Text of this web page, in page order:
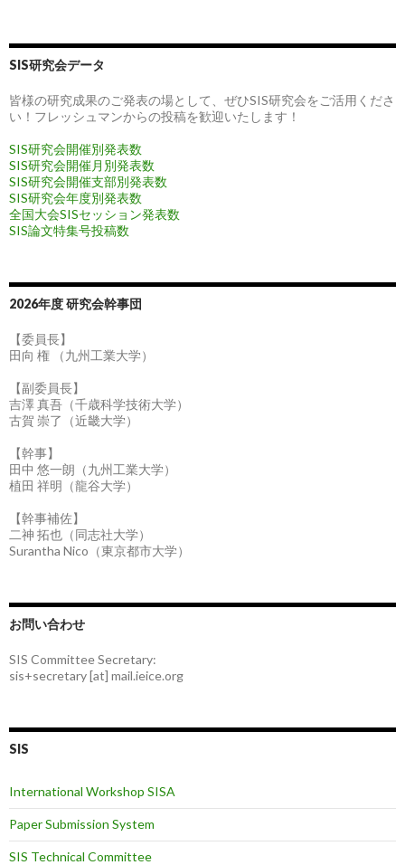
SIS研究会データ
皆様の研究成果のご発表の場として、ぜひSIS研究会をご活用くださ
い！フレッシュマンからの投稿を歓迎いたします！
SIS研究会開催別発表数
SIS研究会開催月別発表数
SIS研究会開催支部別発表数
SIS研究会年度別発表数
全国大会SISセッション発表数
SIS論文特集号投稿数
2026年度 研究会幹事団
【委員長】
田向 権 （九州工業大学）
【副委員長】
吉澤 真吾（千歳科学技術大学）
古賀 崇了（近畿大学）
【幹事】
田中 悠一朗（九州工業大学）
植田 祥明（龍谷大学）
【幹事補佐】
二神 拓也（同志社大学）
Surantha Nico（東京都市大学）
お問い合わせ
SIS Committee Secretary:
sis+secretary [at] mail.ieice.org
SIS
International Workshop SISA
Paper Submission System
SIS Technical Committee